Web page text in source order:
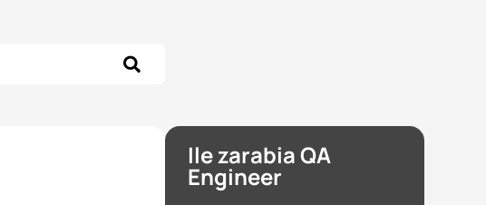
Ile zarabia QA
Engineer